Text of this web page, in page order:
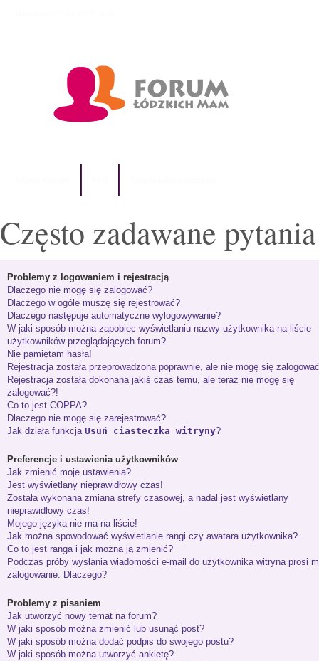
Często zadawane pytania
Problemy z logowaniem i rejestracją
Dlaczego nie mogę się zalogować?
Dlaczego w ogóle muszę się rejestrować?
Dlaczego następuje automatyczne wylogowywanie?
W jaki sposób można zapobiec wyświetlaniu nazwy użytkownika na liście
użytkowników przeglądających forum?
Nie pamiętam hasła!
Rejestracja została przeprowadzona poprawnie, ale nie mogę się
Rejestracja została dokonana jakiś czas temu, ale teraz nie mogę się
zalogować?!
Co to jest COPPA?
Dlaczego nie mogę się zarejestrować?
Jak działa funkcja Usuń ciasteczka witryny?
Preferencje i ustawienia użytkowników
Jak zmienić moje ustawienia?
Jest wyświetlany nieprawidłowy czas!
Została wykonana zmiana strefy czasowej, a nadal jest wyświetlany
nieprawidłowy czas!
Mojego języka nie ma na liście!
Jak można spowodować wyświetlanie rangi czy awatara użytkownika?
Co to jest ranga i jak można ją zmienić?
Podczas próby wysłania wiadomości e-mail do użytkownika witryna prosi
zalogowanie. Dlaczego?
Problemy z pisaniem
Jak utworzyć nowy temat na forum?
W jaki sposób można zmienić lub usunąć post?
W jaki sposób można dodać podpis do swojego postu?
W jaki sposób można utworzyć ankietę?